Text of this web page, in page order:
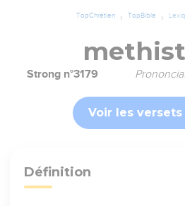
TopChrétien TopBible
Strong n°3179
Voir les
Définition